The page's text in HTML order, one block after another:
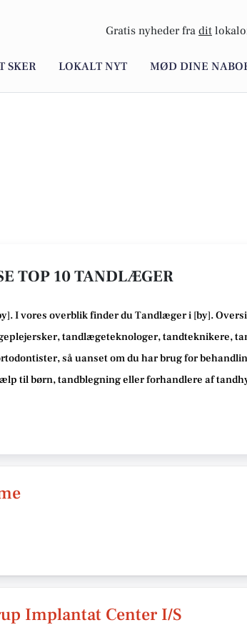
Gratis nyheder fra dit
SKER LOKALT NYT MØD DINE
TOP 10 TANDLÆGER
]. I vores overblik finder du Tandlæger i [by].
tandlægeteknologer, tandteknikere,
såuanset om du har brug for
til børn, tandblegning eller forhandlere af
Implantat Center I/S